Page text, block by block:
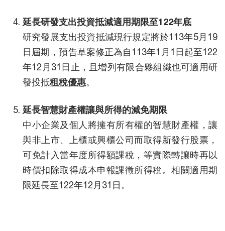
延長研發支出投資抵減適用期限至122年底
研究發展支出投資抵減現行規定將於113年5月19
日屆期，預告草案修正為自113年1月1日起至122
年12月31日止，且增列有限合夥組織也可適用研
發投抵租稅優惠。
延長智慧財產權讓與所得的減免期限
中小企業及個人將擁有所有權的智慧財產權，讓
與非上市、上櫃或興櫃公司而取得新發行股票，
可免計入當年度所得額課稅，等實際轉讓時再以
時價扣除取得成本申報課徵所得稅。相關適用期
限延長至122年12月31日。